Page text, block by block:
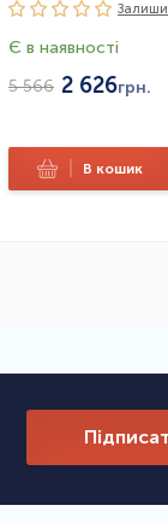
Є в наявності
5 566 2 626грн.
В кошик